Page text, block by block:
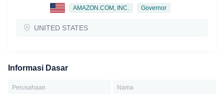
AMAZON.COM, INC. Governor
UNITED STATES
Informasi Dasar
Perusahaan Nama